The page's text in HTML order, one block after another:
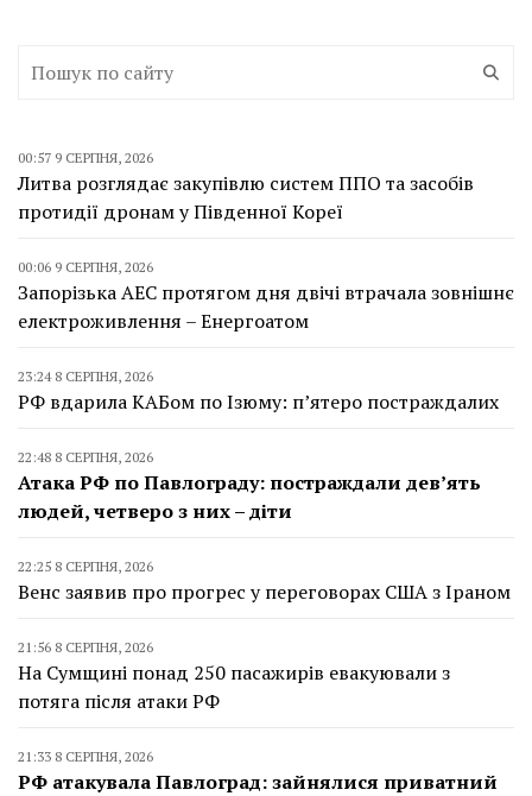
00:57 9 СЕРПНЯ, 2026
Литва розглядає закупівлю систем ППО та засобів
протидії дронам у Південної Кореї
00:06 9 СЕРПНЯ, 2026
Запорізька АЕС протягом дня двічі втрачала зовнішнє
електроживлення – Енергоатом
23:24 8 СЕРПНЯ, 2026
РФ вдарила КАБом по Ізюму: п’ятеро постраждалих
22:48 8 СЕРПНЯ, 2026
Атака РФ по Павлограду: постраждали дев’ять
людей, четверо з них – діти
22:25 8 СЕРПНЯ, 2026
Венс заявив про прогрес у переговорах США з Іраном
21:56 8 СЕРПНЯ, 2026
На Сумщині понад 250 пасажирів евакуювали з
потяга після атаки РФ
21:33 8 СЕРПНЯ, 2026
РФ атакувала Павлоград: зайнялися приватний